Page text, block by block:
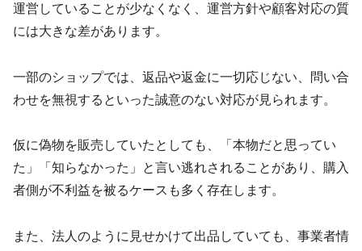
運営していることが少なくなく、運営方針や顧客対応の質
には大きな差があります。
一部のショップでは、返品や返金に一切応じない、問い合
わせを無視するといった誠意のない対応が見られます。
仮に偽物を販売していたとしても、「本物だと思ってい
た」「知らなかった」と言い逃れされることがあり、購入
者側が不利益を被るケースも多く存在します。
また、法人のように見せかけて出品していても、事業者情